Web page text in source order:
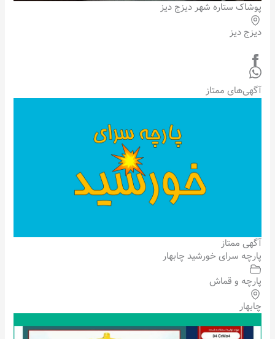
پوشاک ستاره شهر دیزج دیز
دیزج دیز
آگهی‌های ممتاز
آگهی ممتاز
پارچه سرای خورشید چابهار
پارچه و قماش
چابهار